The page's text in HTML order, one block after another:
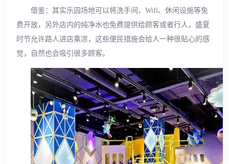
借鉴：其实乐园场地可以将洗手间、Wifi、休闲设施等免
费开放，另外店内的纯净水也免费提供给顾客或者行人，盛夏
时节允许路人进店乘凉，这些便民措施会给人一种很贴心的感
觉，自然也会吸引很多顾客。